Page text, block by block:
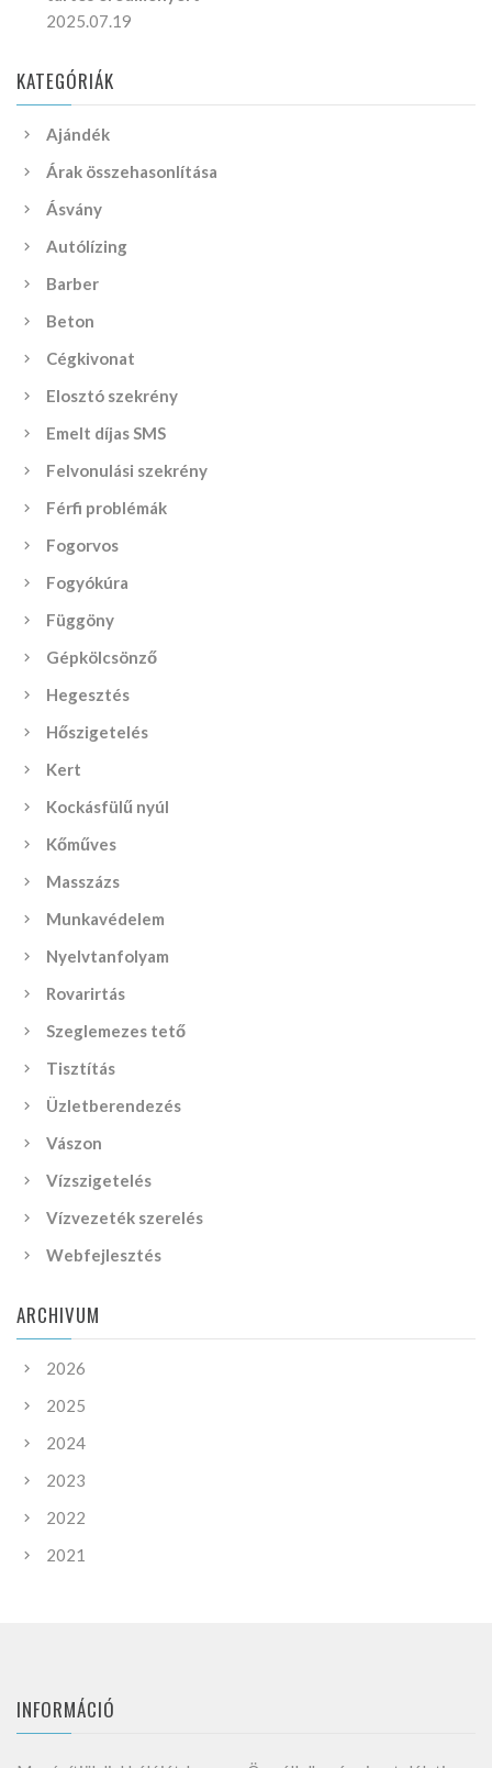
2025.07.19
KATEGÓRIÁK
Ajándék
Árak összehasonlítása
Ásvány
Autólízing
Barber
Beton
Cégkivonat
Elosztó szekrény
Emelt díjas SMS
Felvonulási szekrény
Férfi problémák
Fogorvos
Fogyókúra
Függöny
Gépkölcsönző
Hegesztés
Hőszigetelés
Kert
Kockásfülű nyúl
Kőműves
Masszázs
Munkavédelem
Nyelvtanfolyam
Rovarirtás
Szeglemezes tető
Tisztítás
Üzletberendezés
Vászon
Vízszigetelés
Vízvezeték szerelés
Webfejlesztés
ARCHIVUM
2026
2025
2024
2023
2022
2021
INFORMÁCIÓ